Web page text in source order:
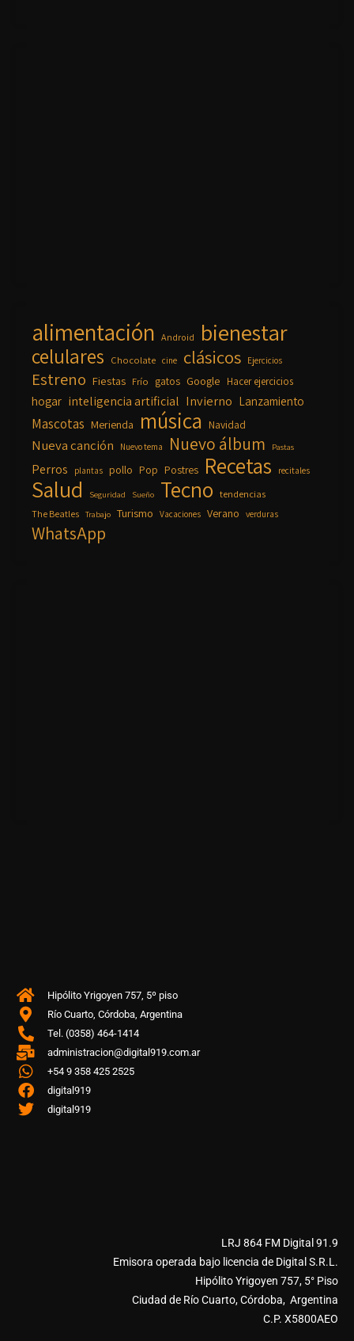
alimentación Android bienestar
celulares Chocolate cine clásicos Ejercicios
Estreno Fiestas Frío gatos Google Hacer ejercicios
hogar inteligencia artificial Invierno Lanzamiento
Mascotas Merienda música Navidad
Nueva canción Nuevo tema Nuevo álbum Pastas
Perros plantas pollo Pop Postres Recetas recitales
Salud Seguridad Sueño Tecno tendencias
The Beatles Trabajo Turismo Vacaciones Verano verduras
WhatsApp
Hipólito Yrigoyen 757, 5º piso
Río Cuarto, Córdoba, Argentina
Tel. (0358) 464-1414
administracion@digital919.com.ar
+54 9 358 425 2525
digital919
digital919
LRJ 864 FM Digital 91.9
Emisora operada bajo licencia de Digital S.R.L.
Hipólito Yrigoyen 757, 5° Piso
Ciudad de Río Cuarto, Córdoba, Argentina
C.P. X5800AEO